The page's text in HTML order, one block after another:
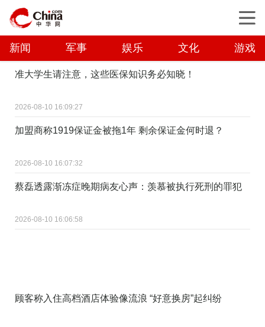
新闻 军事 娱乐 文化 游戏
准大学生请注意，这些医保知识务必知晓！
2026-08-10 16:09:27
加盟商称1919保证金被拖1年 剩余保证金何时退？
2026-08-10 16:07:32
蔡磊透露渐冻症晚期病友心声：羡慕被执行死刑的罪犯
2026-08-10 16:06:58
顾客称入住高档酒店体验像流浪 “好意换房”起纠纷